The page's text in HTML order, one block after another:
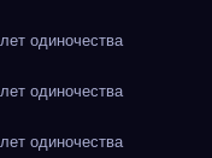
одиночества
одиночества
одиночества